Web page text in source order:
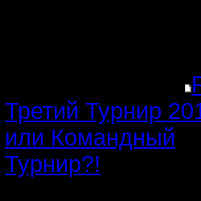
Третий Турнир
или Командный
Турнир?!